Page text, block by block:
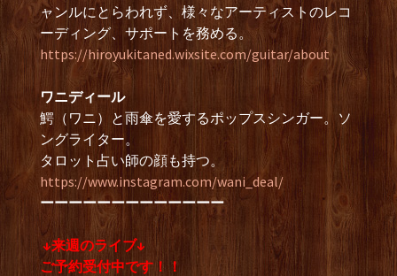
ャンルにとらわれず、様々なアーティストのレコ
ーディング、サポートを務める。
https://hiroyukitaned.wixsite.com/guitar/about
ワニディール
鰐（ワニ）と雨傘を愛するポップスシンガー。ソ
ングライター。
タロット占い師の顔も持つ。
https://www.instagram.com/wani_deal/
ーーーーーーーーーーーーー
↓来週のライブ↓
ご予約受付中です！！